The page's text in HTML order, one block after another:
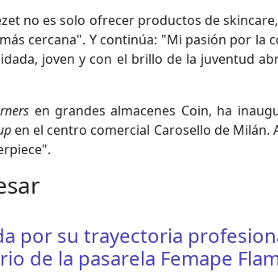
no es solo ofrecer productos de
cercana". Y continúa: "Mi pasión por
joven y con el brillo de la juventud
en grandes almacenes Coin, ha
en el centro comercial Carosello de Milán.
por su trayectoria
de la pasarela Femape